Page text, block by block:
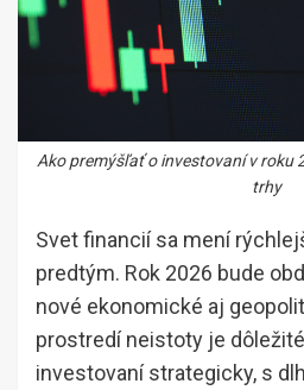
Ako premýšľať o investovaní v roku
trhy
Svet financií sa mení
predtým. Rok 2026 bude
nové ekonomické aj
prostredí neistoty je
investovaní strategicky, s